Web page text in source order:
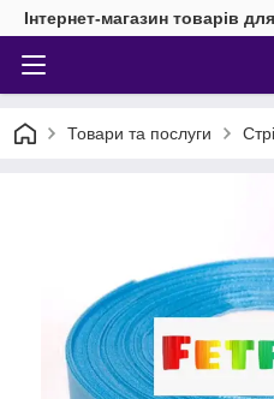
Інтернет-магазин товарів
Товари та послуги